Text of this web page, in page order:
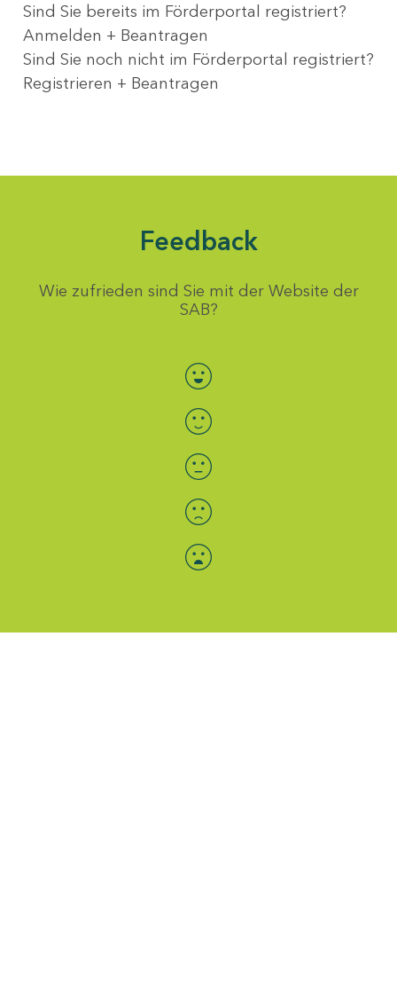
Sind Sie bereits im Förderportal registriert?
Anmelden + Beantragen
Sind Sie noch nicht im Förderportal registriert?
Registrieren + Beantragen
Feedback
Wie zufrieden sind Sie mit der Website der
SAB?
Bewertung auswählen